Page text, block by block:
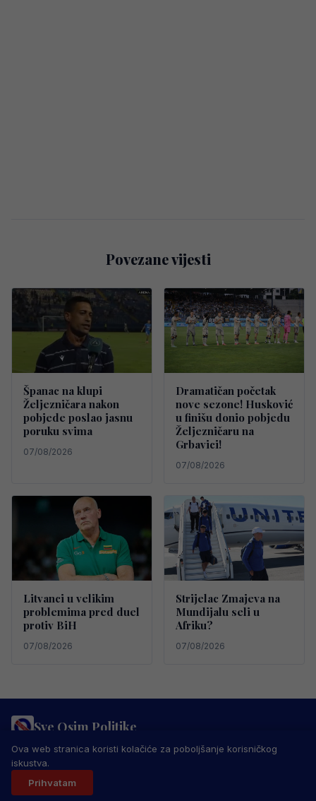
Povezane vijesti
Španac na klupi
Željezničara nakon
pobjede poslao jasnu
poruku svima
07/08/2026
Dramatičan početak
nove sezone! Husković
u finišu donio pobjedu
Željezničaru na
Grbavici!
07/08/2026
Litvanci u velikim
problemima pred duel
protiv BiH
07/08/2026
Strijelac Zmajeva na
Mundijalu seli u
Afriku?
07/08/2026
Sve Osim Politike
PRAVILA PRIVATNOSTI MARKETING
USLOVI KORIŠTENJA
IMPRESSUM
© 2026 Sve Osim Politike. Sva prava zadržana.
Ova web stranica koristi kolačiće za poboljšanje korisničkog
iskustva.
Prihvatam